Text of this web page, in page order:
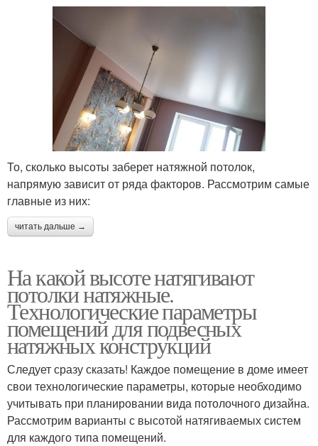
То, сколько высоты заберет натяжной потолок,
напрямую зависит от ряда факторов. Рассмотрим самые
главные из них:
читать дальше →
На какой высоте натягивают
потолки натяжные.
Технологические параметры
помещений для подвесных
натяжных конструкций
Следует сразу сказать! Каждое помещение в доме имеет
свои технологические параметры, которые необходимо
учитывать при планировании вида потолочного дизайна.
Рассмотрим варианты с высотой натягиваемых систем
для каждого типа помещений.